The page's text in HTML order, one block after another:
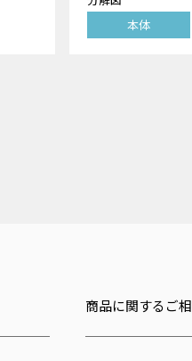
本体
商品に関するご